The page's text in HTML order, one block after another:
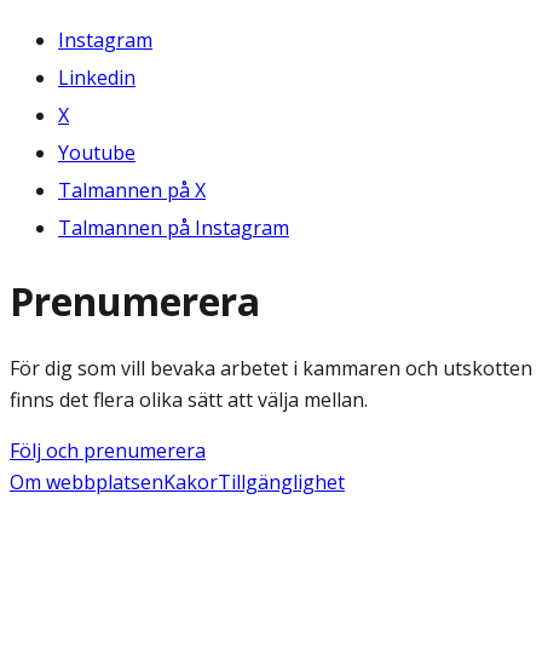
Instagram
Linkedin
X
Youtube
Talmannen på X
Talmannen på Instagram
Prenumerera
För dig som vill bevaka arbetet i kammaren och utskotten
finns det flera olika sätt att välja mellan.
Följ och prenumerera
Om webbplatsenKakorTillgänglighet